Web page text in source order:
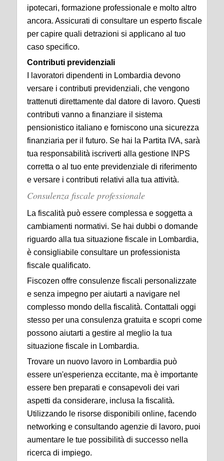
ipotecari, formazione professionale e molto altro
ancora. Assicurati di consultare un esperto fiscale
per capire quali detrazioni si applicano al tuo
caso specifico.
Contributi previdenziali
I lavoratori dipendenti in Lombardia devono
versare i contributi previdenziali, che vengono
trattenuti direttamente dal datore di lavoro. Questi
contributi vanno a finanziare il sistema
pensionistico italiano e forniscono una sicurezza
finanziaria per il futuro. Se hai la Partita IVA, sarà
tua responsabilità iscriverti alla gestione INPS
corretta o al tuo ente previdenziale di riferimento
e versare i contributi relativi alla tua attività.
Consulenza fiscale professionale
La fiscalità può essere complessa e soggetta a
cambiamenti normativi. Se hai dubbi o domande
riguardo alla tua situazione fiscale in Lombardia,
è consigliabile consultare un professionista
fiscale qualificato.
Fiscozen offre consulenze fiscali personalizzate
e senza impegno per aiutarti a navigare nel
complesso mondo della fiscalità. Contattali oggi
stesso per una consulenza gratuita e scopri come
possono aiutarti a gestire al meglio la tua
situazione fiscale in Lombardia.
Trovare un nuovo lavoro in Lombardia può
essere un'esperienza eccitante, ma è importante
essere ben preparati e consapevoli dei vari
aspetti da considerare, inclusa la fiscalità.
Utilizzando le risorse disponibili online, facendo
networking e consultando agenzie di lavoro, puoi
aumentare le tue possibilità di successo nella
ricerca di impiego.